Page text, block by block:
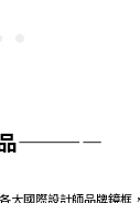
————